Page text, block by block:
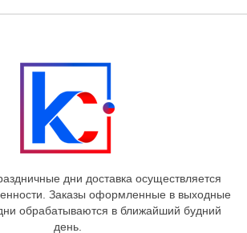
дни доставка осуществляется
Заказы оформленные в выходные
обрабатываются в ближайший будний
день.